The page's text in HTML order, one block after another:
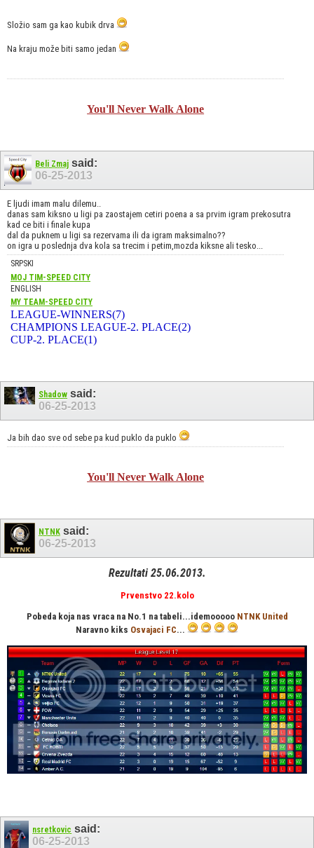
Složio sam ga kao kubik drva
Na kraju može biti samo jedan
You'll Never Walk Alone
Beli Zmaj said:
06-25-2013
E ljudi imam malu dilemu..
danas sam kiksno u ligi pa zaostajem cetiri poena a sa prvim igram prekosutra
kad ce biti i finale kupa
dal da puknem u ligi sa rezervama ili da igram maksimalno??
on igra u poslednja dva kola sa trecim i petim,mozda kiksne ali tesko...
SRPSKI
MOJ TIM-SPEED CITY
ENGLISH
MY TEAM-SPEED CITY
LEAGUE-WINNERS(7)
CHAMPIONS LEAGUE-2. PLACE(2)
CUP-2. PLACE(1)
Shadow said:
06-25-2013
Ja bih dao sve od sebe pa kud puklo da puklo
You'll Never Walk Alone
NTNK said:
06-25-2013
Rezultati 25.06.2013.
Prvenstvo 22.kolo
Pobeda koja nas vraca na No.1 na tabeli...idemooooo NTNK United
Naravno kiks Osvajaci FC...
nsretkovic said:
06-25-2013